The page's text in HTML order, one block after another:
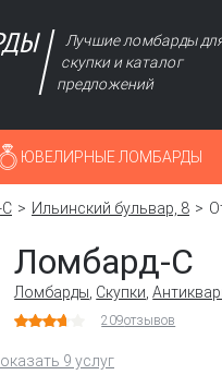
Лучшие ломбарды
скупки и каталог
предложений
ЮВЕЛИРНЫЕ ЛОМБАРДЫ
С Ильинский бульвар, 8
Ломбард-С
Ломбарды Скупки ,
209отзывов
9 услуг